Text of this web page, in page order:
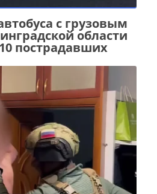
с грузовым
области
пострадавших